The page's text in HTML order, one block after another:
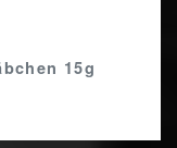
15g